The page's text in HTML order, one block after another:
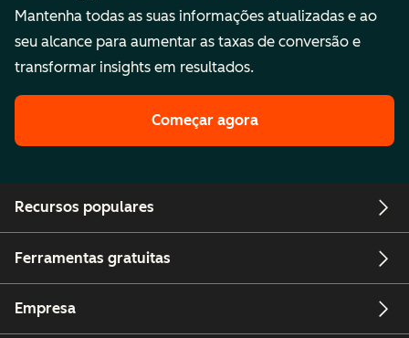
Mantenha todas as suas informações atualizadas e ao
seu alcance para aumentar as taxas de conversão e
transformar insights em resultados.
Começar agora
Recursos populares
Ferramentas gratuitas
Empresa